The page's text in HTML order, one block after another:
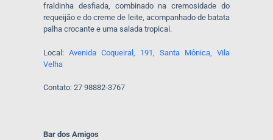
fraldinha desfiada, combinado na cremosidade do
requeijão e do creme de leite, acompanhado de batata
palha crocante e uma salada tropical.
Local: Avenida Coqueiral, 191, Santa Mônica, Vila
Velha
Contato: 27 98882-3767
Bar dos Amigos